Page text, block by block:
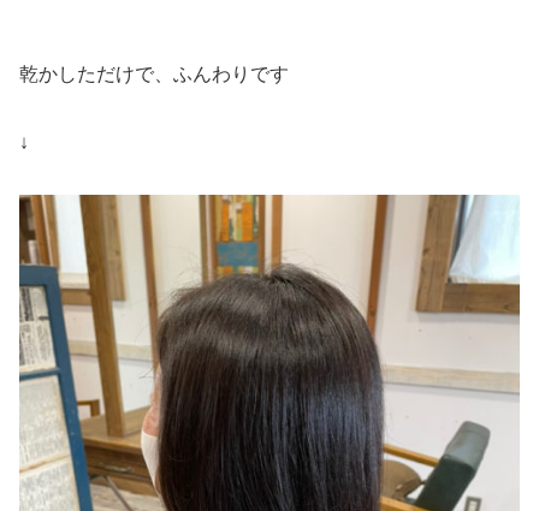
乾かしただけで、ふんわりです
↓